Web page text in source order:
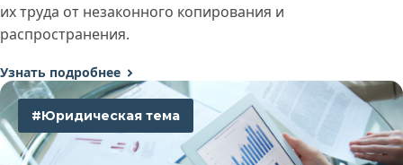
их труда от незаконного копирования и
распространения.
Узнать подробнее
#Юридическая тема